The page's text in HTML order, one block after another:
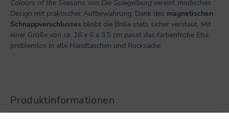
Colours of the Seasons von Die Spiegelburg vereint modisches
Design mit praktischer Aufbewahrung. Dank des magnetischen
Schnappverschlusses bleibt die Brille stets sicher verstaut. Mit
einer Größe von ca. 16 x 6 x 3,5 cm passt das farbenfrohe Etui
problemlos in alle Handtaschen und Rucksäcke.
Produktinformationen